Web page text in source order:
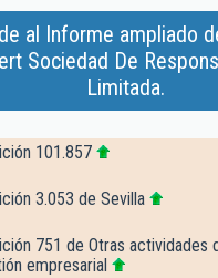
al Informe ampliado
Sociedad De
Limitada.
101.857
3.053 de Sevilla
751 de Otras actividades
empresarial